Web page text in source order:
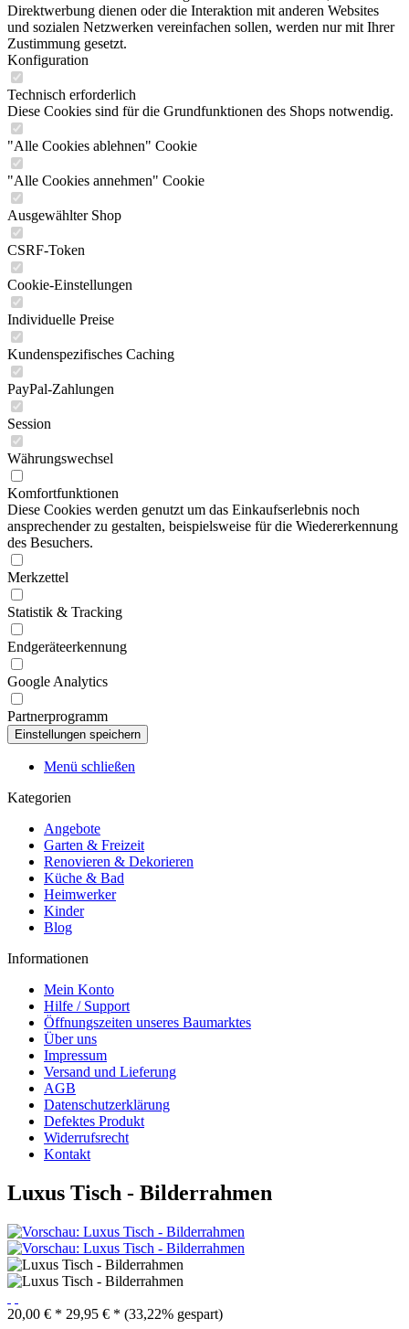
Direktwerbung dienen oder die Interaktion mit anderen Websites
und sozialen Netzwerken vereinfachen sollen, werden nur mit Ihrer
Zustimmung gesetzt.
Konfiguration
Technisch erforderlich
Diese Cookies sind für die Grundfunktionen des Shops notwendig.
"Alle Cookies ablehnen" Cookie
"Alle Cookies annehmen" Cookie
Ausgewählter Shop
CSRF-Token
Cookie-Einstellungen
Individuelle Preise
Kundenspezifisches Caching
PayPal-Zahlungen
Session
Währungswechsel
Komfortfunktionen
Diese Cookies werden genutzt um das Einkaufserlebnis noch
ansprechender zu gestalten, beispielsweise für die Wiedererkennung
des Besuchers.
Merkzettel
Statistik & Tracking
Endgeräteerkennung
Google Analytics
Partnerprogramm
Menü schließen
Kategorien
Angebote
Garten & Freizeit
Renovieren & Dekorieren
Küche & Bad
Heimwerker
Kinder
Blog
Informationen
Mein Konto
Hilfe / Support
Öffnungszeiten unseres Baumarktes
Über uns
Impressum
Versand und Lieferung
AGB
Datenschutzerklärung
Defektes Produkt
Widerrufsrecht
Kontakt
Luxus Tisch - Bilderrahmen
20,00 € * 29,95 € * (33,22% gespart)